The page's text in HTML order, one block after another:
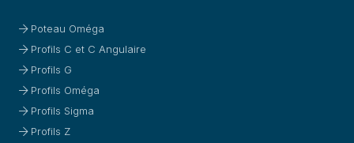
Poteau Oméga
Profils C et C Angulaire
Profils G
Profils Oméga
Profils Sigma
Profils Z